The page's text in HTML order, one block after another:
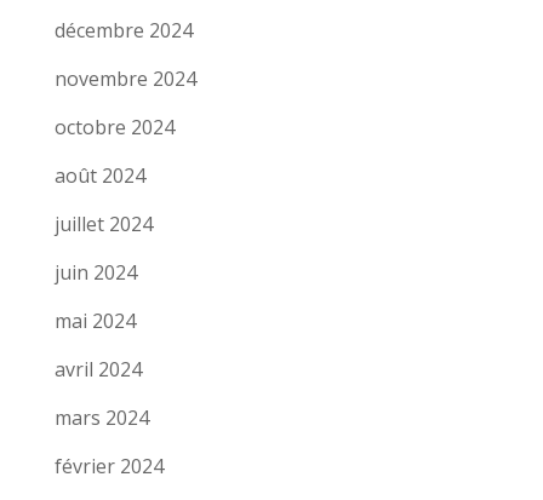
décembre 2024
novembre 2024
octobre 2024
août 2024
juillet 2024
juin 2024
mai 2024
avril 2024
mars 2024
février 2024